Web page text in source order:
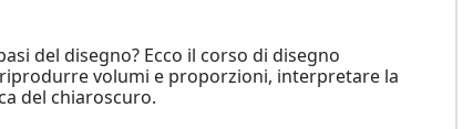
del disegno? Ecco il corso di disegno
volumi e proporzioni, interpretare la
del chiaroscuro.